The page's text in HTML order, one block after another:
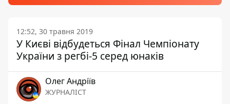
12:52, 30 травня 2019
У Києві відбудеться Фінал Чемпіонату
України з регбі-5 серед юнаків
Олег Андріїв
ЖУРНАЛІСТ